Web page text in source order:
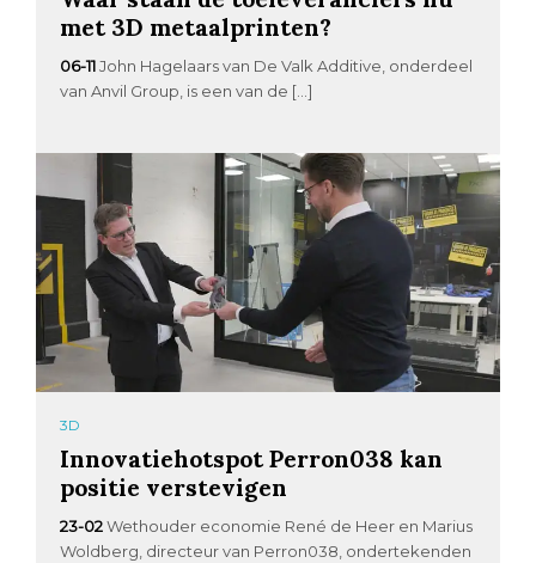
met 3D metaalprinten?
06-11 John Hagelaars van De Valk Additive, onderdeel
van Anvil Group, is een van de […]
3D
Innovatiehotspot Perron038 kan
positie verstevigen
23-02 Wethouder economie René de Heer en Marius
Woldberg, directeur van Perron038, ondertekenden